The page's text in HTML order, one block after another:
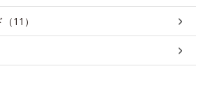
11）